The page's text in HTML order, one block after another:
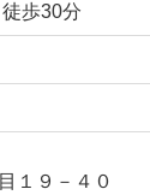
徒歩30分
１９－４０